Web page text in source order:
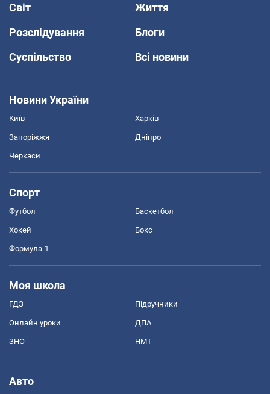
Світ
Життя
Розслідування
Блоги
Суспільство
Всі новини
Новини України
Київ Харків
Запоріжжя Дніпро
Черкаси
Спорт
Футбол Баскетбол
Хокей Бокс
Формула-1
Моя школа
ГДЗ Підручники
Онлайн уроки ДПА
ЗНО НМТ
Авто